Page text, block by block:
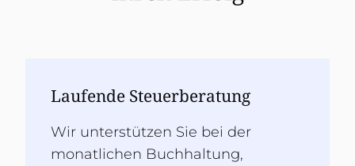
Laufende Steuerberatung
Wir unterstützen Sie bei der
monatlichen Buchhaltung,